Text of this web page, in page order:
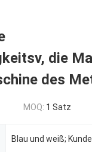
die
des
MOQ: 1 Satz
Blau und weiß;